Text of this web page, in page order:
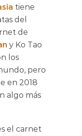
tiene
del
de
y Ko Tao
los
pero
en 2018
algo más
el carnet